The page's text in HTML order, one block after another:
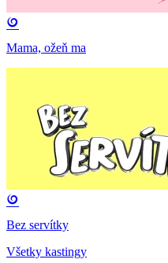
Mama, ožeň ma
Bez servítky
Všetky kastingy